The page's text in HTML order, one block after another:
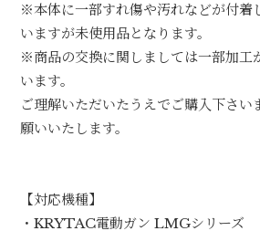
※本体に一部すれ傷や汚れなどが付着
いますが未使用品となります。
※商品の交換に関しましては一部加工
います。
ご理解いただいたうえでご購入下さい
願いいたします。
【対応機種】
・KRYTAC電動ガン LMGシリーズ